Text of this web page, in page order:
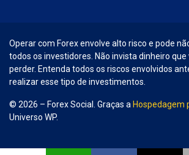
Operar com Forex envolve alto risco e pode
todos os investidores. Não invista dinheiro que
perder. Entenda todos os riscos envolvidos
realizar esse tipo de investimentos.
© 2026 – Forex Social. Graças a Hospedagem
Universo WP.